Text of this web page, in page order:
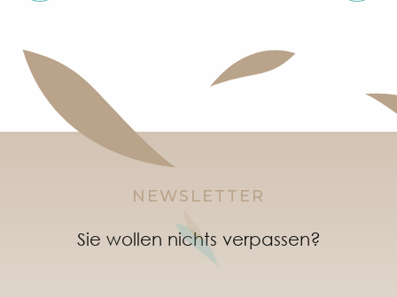
Einführungsworkshop zu Naturweinen im Clos des B
NEWSLETTER
Sie wollen nichts verpassen?